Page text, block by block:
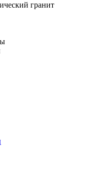
гранит